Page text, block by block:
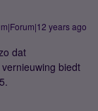
years ago
dat
biedt